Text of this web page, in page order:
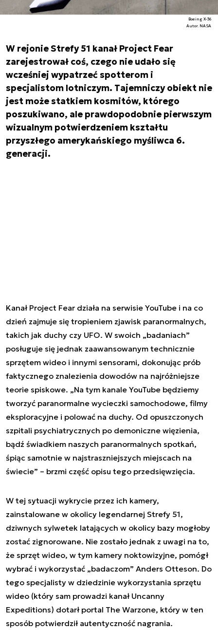
Boeing X-36
Autor. NASA
W rejonie Strefy 51 kanał Project Fear
zarejestrował coś, czego nie udało się
wcześniej wypatrzeć spotterom i
specjalistom lotniczym. Tajemniczy obiekt nie
jest może statkiem kosmitów, którego
poszukiwano, ale prawdopodobnie pierwszym
wizualnym potwierdzeniem kształtu
przyszłego amerykańskiego myśliwca 6.
generacji.
Kanał Project Fear działa na serwisie YouTube i na co
dzień zajmuje się tropieniem zjawisk paranormalnych,
takich jak duchy czy UFO. W swoich „badaniach”
posługuje się jednak zaawansowanym technicznie
sprzętem wideo i innymi sensorami, dokonując prób
faktycznego znalezienia dowodów na najróżniejsze
teorie spiskowe. „Na tym kanale YouTube będziemy
tworzyć paranormalne wycieczki samochodowe, filmy
eksploracyjne i polować na duchy. Od opuszczonych
szpitali psychiatrycznych po demoniczne więzienia,
bądź świadkiem naszych paranormalnych spotkań,
śpiąc samotnie w najstraszniejszych miejscach na
świecie” – brzmi część opisu tego przedsięwzięcia.
W tej sytuacji wykrycie przez ich kamery,
zainstalowane w okolicy legendarnej Strefy 51,
dziwnych sylwetek latających w okolicy bazy mogłoby
zostać zignorowane. Nie zostało jednak z uwagi na to,
że sprzęt wideo, w tym kamery noktowizyjne, pomógł
wybrać i wykorzystać „badaczom” Anders Otteson. Do
tego specjalisty w dziedzinie wykorzystania sprzętu
wideo (który sam prowadzi kanał Uncanny
Expeditions) dotarł portal The Warzone, który w ten
sposób potwierdził autentyczność nagrania.